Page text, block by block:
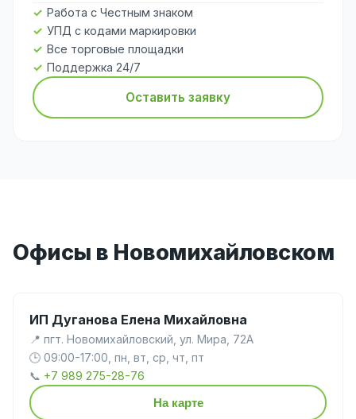
Работа с Честным знаком
УПД с кодами маркировки
Все торговые площадки
Поддержка 24/7
Оставить заявку
Офисы в Новомихайловском
ИП Дуганова Елена Михайловна
📍 пгт. Новомихайловский, ул. Мира, 72А
🕒 09:00-17:00, пн, вт, ср, чт, пт
📞 +7 989 275-28-76
На карте